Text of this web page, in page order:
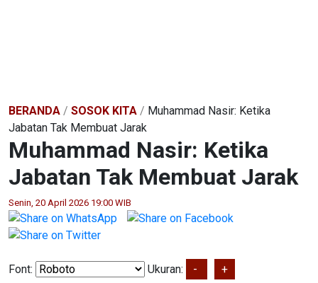
BERANDA / SOSOK KITA / Muhammad Nasir: Ketika
Jabatan Tak Membuat Jarak
Muhammad Nasir: Ketika
Jabatan Tak Membuat Jarak
Senin, 20 April 2026 19:00 WIB
Font: Ukuran: - +